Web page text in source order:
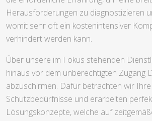
Herausforderungen zu diagnostizieren
womit sehr oft ein kostenintensiver
verhindert werden kann.
Über unsere im Fokus stehenden
hinaus vor dem unberechtigten Zugang
abzuschirmen. Dafür betrachten wir Ihre
Schutzbedürfnisse und erarbeiten
Lösungskonzepte, welche auf